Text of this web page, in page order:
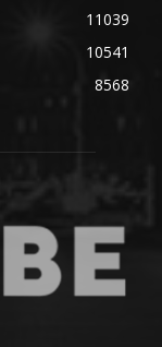
11039
10541
8568